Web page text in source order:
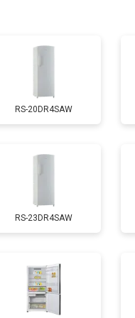
1700 ₽
2550 ₽
1700 ₽
3650 ₽
RS-20DR4SAW
RS-23DR4SAW